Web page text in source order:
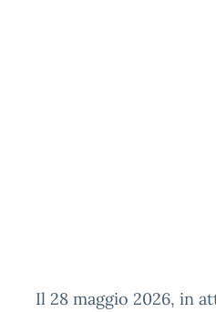
Il 28 maggio 2026, in